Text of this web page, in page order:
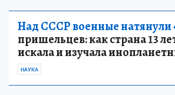
Над СССР военные натянули
пришельцев: как страна 13
искала и изучала
НАУКА